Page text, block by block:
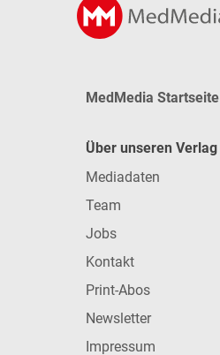
MedMedia Startseite
Über unseren Verlag
Mediadaten
Team
Jobs
Kontakt
Print-Abos
Newsletter
Impressum